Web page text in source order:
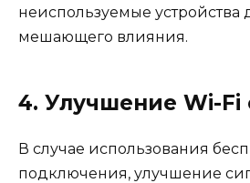
неиспользуемые
мешающего влияния.
4. Улучшение Wi-Fi
В случае использования
подключения, улучшение